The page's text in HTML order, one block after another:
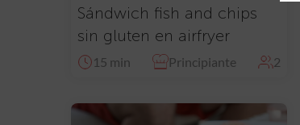
Sándwich fish and chips
sin gluten en airfryer
15 min Principiante 2